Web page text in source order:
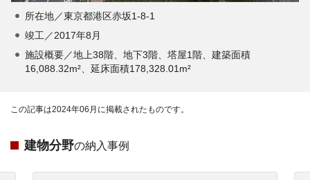
所在地／東京都港区赤坂1-8-1
竣工／2017年8月
施設概要／地上38階、地下3階、塔屋1階、建築面積
16,088.32m²、延床面積178,328.01m²
この記事は2024年06月に掲載されたものです。
建物分野の納入事例